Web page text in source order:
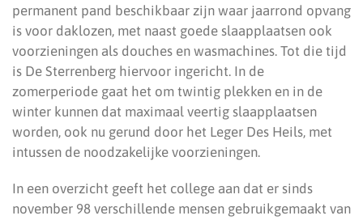
permanent pand beschikbaar zijn waar jaarrond opvang
is voor daklozen, met naast goede slaapplaatsen ook
voorzieningen als douches en wasmachines. Tot die tijd
is De Sterrenberg hiervoor ingericht. In de
zomerperiode gaat het om twintig plekken en in de
winter kunnen dat maximaal veertig slaapplaatsen
worden, ook nu gerund door het Leger Des Heils, met
intussen de noodzakelijke voorzieningen.
In een overzicht geeft het college aan dat er sinds
november 98 verschillende mensen gebruikgemaakt van